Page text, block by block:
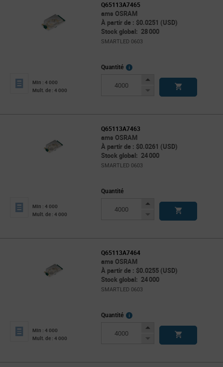
Q65113A7465
ams OSRAM
À partir de : $0.0251 (USD)
Stock global: 28 000
SMARTLED 0603
Min : 4 000
Mult. de : 4 000
Quantité
More
Increase
Decrease
Q65113A7463
ams OSRAM
À partir de : $0.0261 (USD)
Stock global: 24 000
SMARTLED 0603
Min : 4 000
Mult. de : 4 000
Quantité
Increase
Decrease
Q65113A7464
ams OSRAM
À partir de : $0.0255 (USD)
Stock global: 24 000
SMARTLED 0603
Min : 4 000
Mult. de : 4 000
Quantité
More
Increase
Decrease